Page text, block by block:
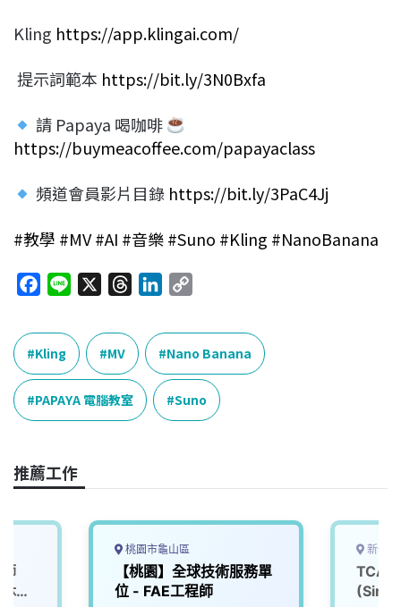
Kling https://app.klingai.com/
提示詞範本 https://bit.ly/3N0Bxfa
請 Papaya 喝咖啡
https://buymeacoffee.com/papayaclass
頻道會員影片目錄 https://bit.ly/3PaC4Jj
#教學 #MV#AI #音樂#Suno #Kling #NanoBanana
c
e
b
o
o
n
e
e
a
d
s
n
k
e
d
I
p
y
L
i
n
Kling MV Nano Banana
PAPAYA 電腦教室 Suno
推薦工作
，
桃園市龜山區
【桃園】全球技術服務單
位 - FAE工程師
新竹市